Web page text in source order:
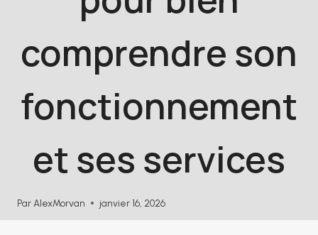
comprendre son
fonctionnement
et ses services
Par AlexMorvan janvier 16, 2026